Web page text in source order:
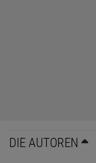
DIE AUTOREN